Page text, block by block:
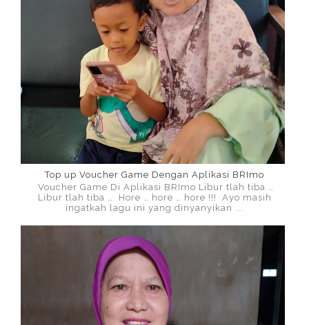
Top up Voucher Game Dengan Aplikasi BRImo
Voucher Game Di Aplikasi BRImo Libur tlah tiba …
Libur tlah tiba … Hore … hore … hore !!! Ayo masih
ingatkah lagu ini yang dinyanyikan ...